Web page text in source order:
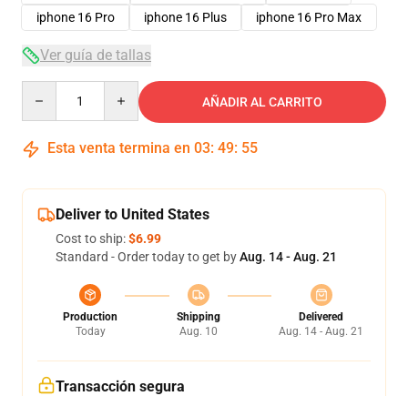
iphone 16 Pro
iphone 16 Plus iphone 16 Pro Max
Ver guía de tallas
AÑADIR AL CARRITO
Esta venta termina en 03: 49: 54
Deliver to United States
Cost to ship:$6.99
Standard - Order today to get byAug. 14 - Aug. 21
Production
Today
Shipping
Aug. 10
Delivered
Aug. 14 - Aug. 21
Transacción segura